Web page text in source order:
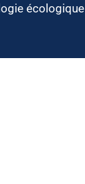
écologique